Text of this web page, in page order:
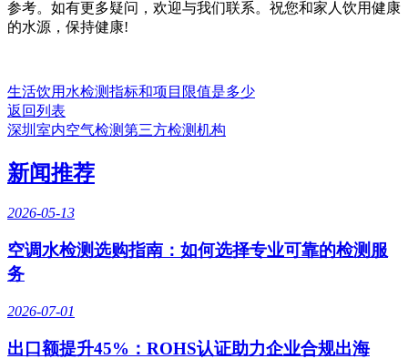
参考。如有更多疑问，欢迎与我们联系。祝您和家人饮用健康
的水源，保持健康!
生活饮用水检测指标和项目限值是多少
返回列表
深圳室内空气检测第三方检测机构
新闻推荐
2026-05-13
空调水检测选购指南：如何选择专业可靠的检测服
务
2026-07-01
出口额提升45%：ROHS认证助力企业合规出海